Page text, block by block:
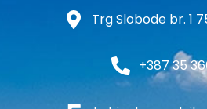
Trg Slobode br. 1
+387 35